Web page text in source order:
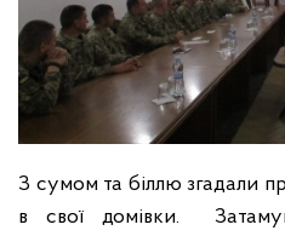
З сумом та біллю згадали
в свої домівки.